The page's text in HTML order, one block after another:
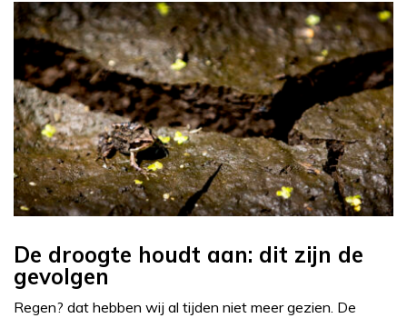
De droogte houdt aan: dit zijn de
gevolgen
Regen? dat hebben wij al tijden niet meer gezien. De